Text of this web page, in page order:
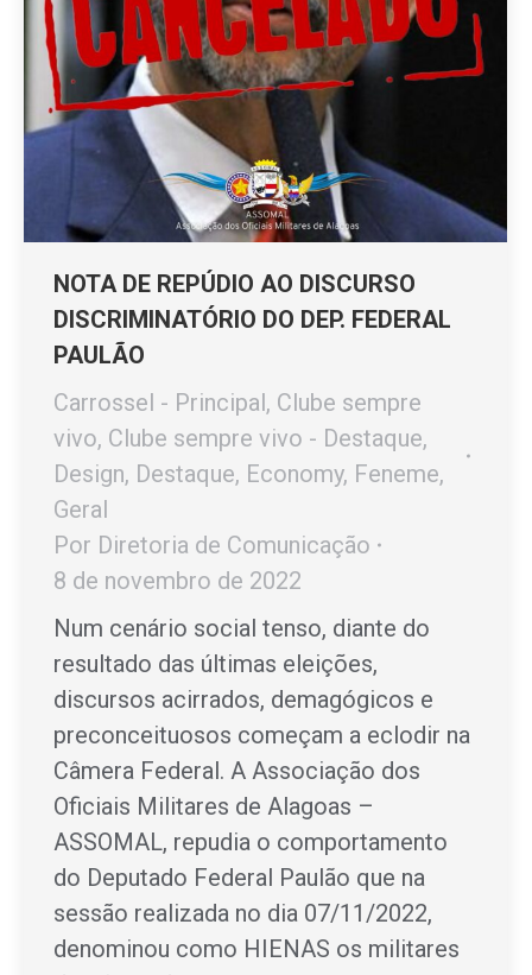
NOTA DE REPÚDIO AO DISCURSO
DISCRIMINATÓRIO DO DEP. FEDERAL
PAULÃO
Carrossel - Principal, Clube sempre
vivo, Clube sempre vivo - Destaque,
Design, Destaque, Economy, Feneme,
Geral
Por Diretoria de Comunicação
8 de novembro de 2022
Num cenário social tenso, diante do
resultado das últimas eleições,
discursos acirrados, demagógicos e
preconceituosos começam a eclodir na
Câmera Federal. A Associação dos
Oficiais Militares de Alagoas –
ASSOMAL, repudia o comportamento
do Deputado Federal Paulão que na
sessão realizada no dia 07/11/2022,
denominou como HIENAS os militares